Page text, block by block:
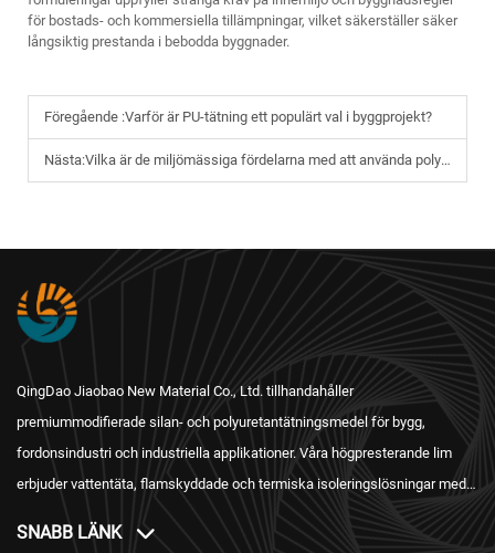
för bostads- och kommersiella tillämpningar, vilket säkerställer säker
långsiktig prestanda i bebodda byggnader.
Föregående :Varför är PU-tätning ett populärt val i byggprojekt?
Nästa:Vilka är de miljömässiga fördelarna med att använda polyuretan-tätning?
QingDao Jiaobao New Material Co., Ltd. tillhandahåller
premiummodifierade silan- och polyuretantätningsmedel för bygg,
fordonsindustri och industriella applikationer. Våra högpresterande lim
erbjuder vattentäta, flamskyddade och termiska isoleringslösningar med
SNABB LÄNK